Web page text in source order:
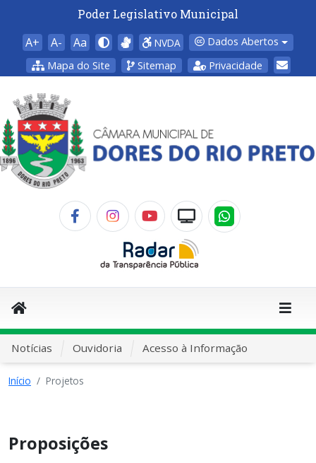
Poder Legislativo Municipal
A+ A- Aa NVDA
Dados Abertos
Mapa do Site
Sitemap Privacidade
Notícias Ouvidoria Acesso à Informação
Início Projetos
Proposições